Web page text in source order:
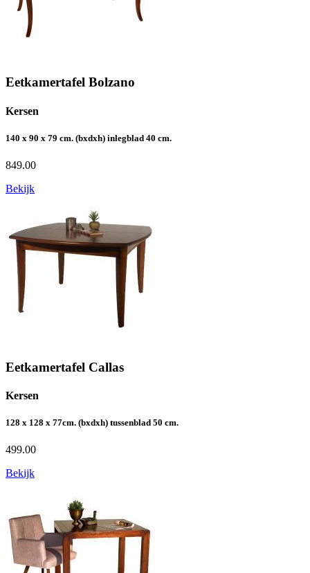
Eetkamertafel Bolzano
Kersen
140 x 90 x 79 cm. (bxdxh) inlegblad 40 cm.
849.00
Bekijk
Eetkamertafel Callas
Kersen
128 x 128 x 77cm. (bxdxh) tussenblad 50 cm.
499.00
Bekijk